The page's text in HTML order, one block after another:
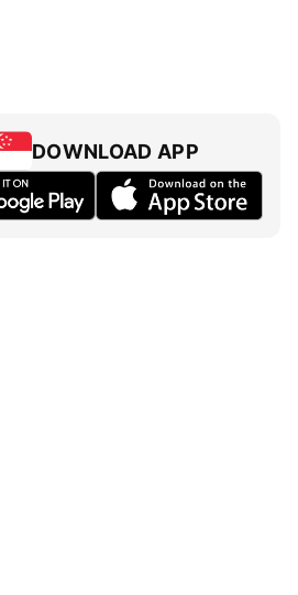
DOWNLOAD APP